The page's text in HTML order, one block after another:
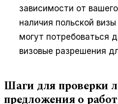
зависимости от
наличия польской
могут потребоваться
визовые разрешения
Шаги для проверки
предложения о